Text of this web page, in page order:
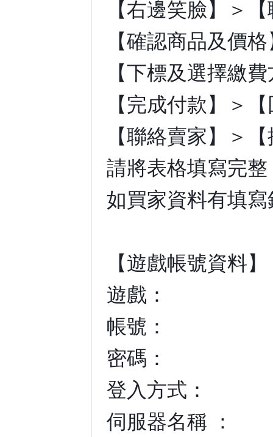
【右邊笑臉】＞
【確認商品及價
【下標及選擇繳
【完成付款】＞
【聯絡賣家】＞
請將表格填寫完
如買家資料有填
【遊戲帳號資料】
遊戲：
帳號：
密碼：
登入方式：
伺服器名稱 ：